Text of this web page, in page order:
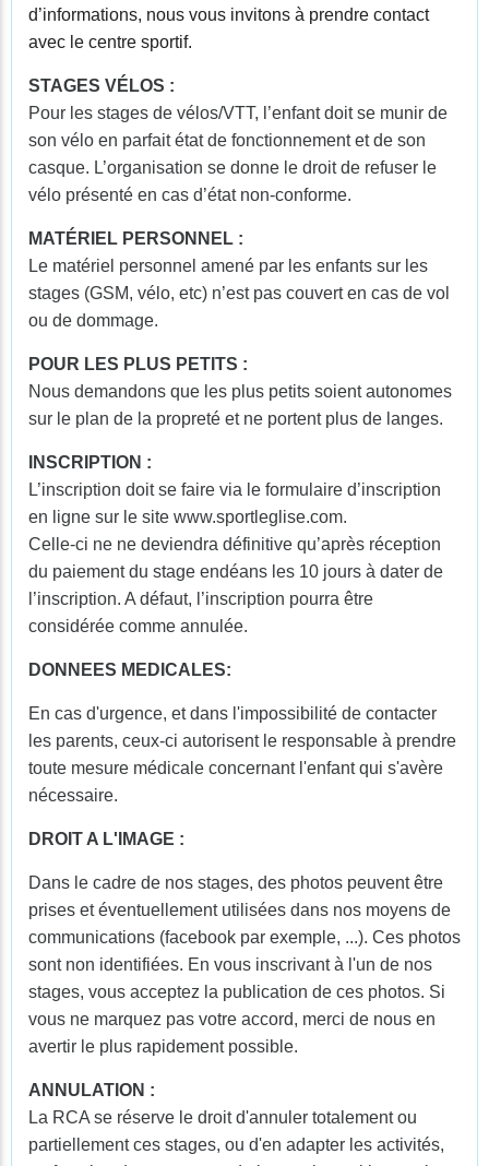
d’informations, nous vous invitons à prendre contact
avec le centre sportif.
STAGES VÉLOS :
Pour les stages de vélos/VTT, l’enfant doit se munir de
son vélo en parfait état de fonctionnement et de son
casque. L’organisation se donne le droit de refuser le
vélo présenté en cas d’état non-conforme.
MATÉRIEL PERSONNEL :
Le matériel personnel amené par les enfants sur les
stages (GSM, vélo, etc) n’est pas couvert en cas de vol
ou de dommage.
POUR LES PLUS PETITS :
Nous demandons que les plus petits soient autonomes
sur le plan de la propreté et ne portent plus de langes.
INSCRIPTION :
L’inscription doit se faire via le formulaire d’inscription
en ligne sur le site www.sportleglise.com.
Celle-ci ne ne deviendra définitive qu’après réception
du paiement du stage endéans les 10 jours à dater de
l’inscription. A défaut, l’inscription pourra être
considérée comme annulée.
DONNEES MEDICALES:
En cas d'urgence, et dans l'impossibilité de contacter
les parents, ceux-ci autorisent le responsable à prendre
toute mesure médicale concernant l'enfant qui s'avère
nécessaire.
DROIT A L'IMAGE :
Dans le cadre de nos stages, des photos peuvent être
prises et éventuellement utilisées dans nos moyens de
communications (facebook par exemple, ...). Ces photos
sont non identifiées. En vous inscrivant à l'un de nos
stages, vous acceptez la publication de ces photos. Si
vous ne marquez pas votre accord, merci de nous en
avertir le plus rapidement possible.
ANNULATION :
La RCA se réserve le droit d'annuler totalement ou
partiellement ces stages, ou d'en adapter les activités,